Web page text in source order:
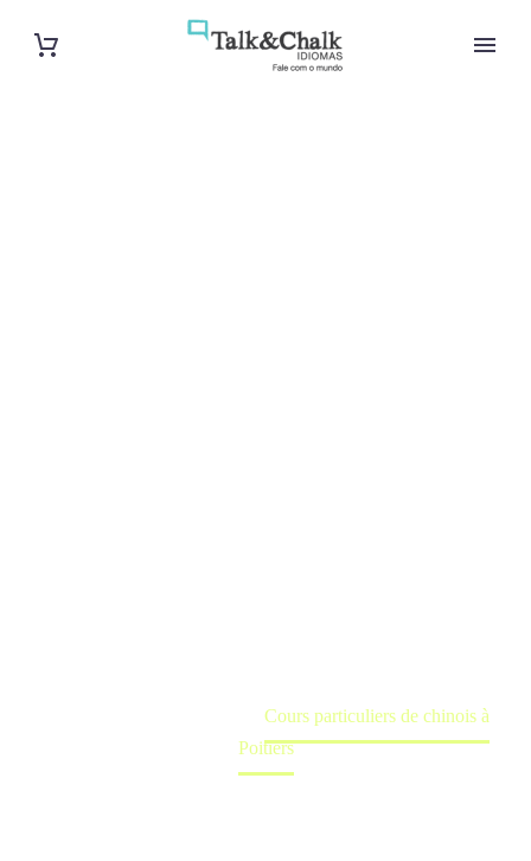
Cours particuliers de chinois à
Poitiers